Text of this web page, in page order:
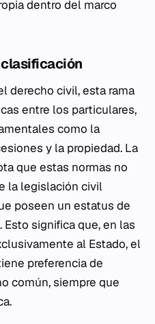
dentro del marco
derecho civil, esta rama
entre los particulares,
como la
y la propiedad. La
que estas normas no
la legislación civil
poseen un estatus de
significa que, en las
al Estado, el
preferencia de
común, siempre que